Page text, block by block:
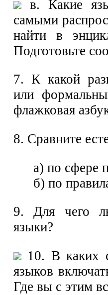
в. Какие
самыми
найти в
Подготовьте
7. К какой
или
флажковая
8. Сравните
а) по сфере
б) по
9. Для чего
языки?
10. В каких
языков
Где вы с этим